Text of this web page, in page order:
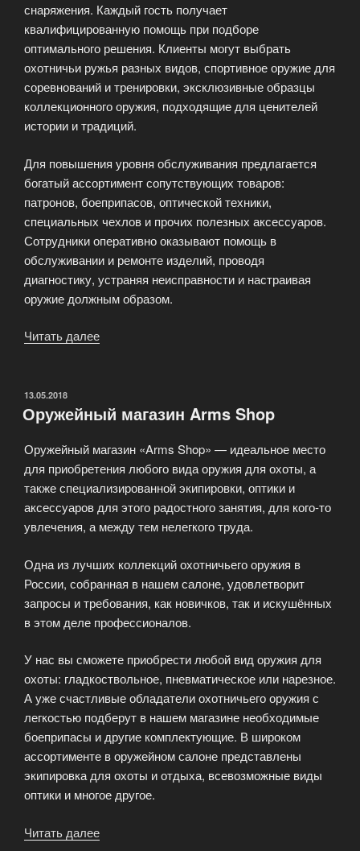
снаряжения. Каждый гость получает
квалифицированную помощь при подборе
оптимального решения. Клиенты могут выбрать
охотничьи ружья разных видов, спортивное оружие для
соревнований и тренировки, эксклюзивные образцы
коллекционного оружия, подходящие для ценителей
истории и традиций.
Для повышения уровня обслуживания предлагается
богатый ассортимент сопутствующих товаров:
патронов, боеприпасов, оптической техники,
специальных чехлов и прочих полезных аксессуаров.
Сотрудники оперативно оказывают помощь в
обслуживании и ремонте изделий, проводя
диагностику, устраняя неисправности и настраивая
оружие должным образом.
Читать далее
Москвы»
ОПУБЛИКОВАНО
13.05.2018
Оружейный магазин Arms Shop
Оружейный магазин «Arms Shop» — идеальное место
для приобретения любого вида оружия для охоты, а
также специализированной экипировки, оптики и
аксессуаров для этого радостного занятия, для кого-то
увлечения, а между тем нелегкого труда.
Одна из лучших коллекций охотничьего оружия в
России, собранная в нашем салоне, удовлетворит
запросы и требования, как новичков, так и искушённых
в этом деле профессионалов.
У нас вы сможете приобрести любой вид оружия для
охоты: гладкоствольное, пневматическое или нарезное.
А уже счастливые обладатели охотничьего оружия с
легкостью подберут в нашем магазине необходимые
боеприпасы и другие комплектующие. В широком
ассортименте в оружейном салоне представлены
экипировка для охоты и отдыха, всевозможные виды
оптики и многое другое.
Читать далее